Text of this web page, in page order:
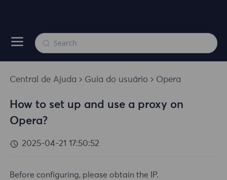
Central de Ajuda Guia do usuário Opera
How to set up and use a proxy on
Opera?
2025-04-21 17:50:52
Before configuring, please obtain the IP.